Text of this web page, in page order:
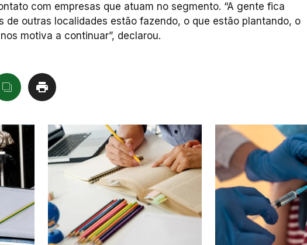
com empresas que atuam no segmento. “A gente fica
de outras localidades estão fazendo, o que estão plantando, o
motiva a continuar”, declarou.